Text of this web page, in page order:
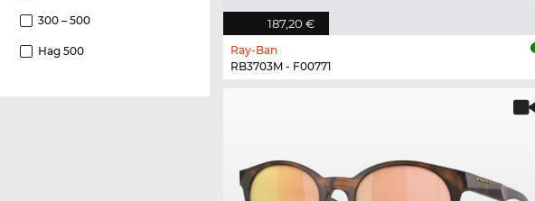
300 – 500
Над 500
187,20 €
Ray-Ban
RB3703M - F00771